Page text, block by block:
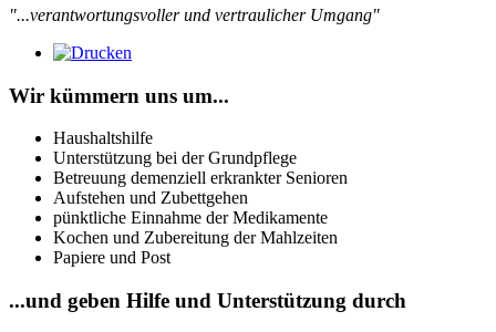
"...verantwortungsvoller und vertraulicher Umgang"
Wir kümmern uns um...
Haushaltshilfe
Unterstützung bei der Grundpflege
Betreuung demenziell erkrankter Senioren
Aufstehen und Zubettgehen
pünktliche Einnahme der Medikamente
Kochen und Zubereitung der Mahlzeiten
Papiere und Post
...und geben Hilfe und Unterstützung durch